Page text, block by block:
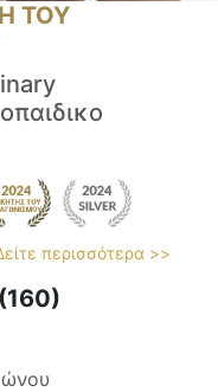
ΤΟΥ
περισσότερα >>
(160)